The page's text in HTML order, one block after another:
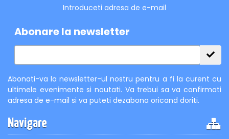
Introduceti adresa de e-mail
Abonare la newsletter
Abonati-va la newsletter-ul nostru pentru a fi la curent cu
ultimele evenimente si noutati. Va trebui sa va confirmati
adresa de e-mail si va puteti dezabona oricand doriti.
Navigare